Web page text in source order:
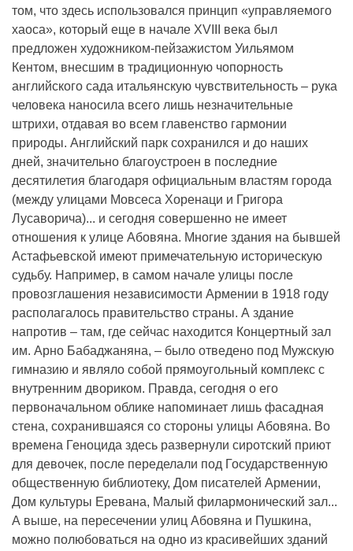
том, что здесь использовался принцип «управляемого
хаоса», который еще в начале XVIII века был
предложен художником-пейзажистом Уильямом
Кентом, внесшим в традиционную чопорность
английского сада итальянскую чувствительность – рука
человека наносила всего лишь незначительные
штрихи, отдавая во всем главенство гармонии
природы. Английский парк сохранился и до наших
дней, значительно благоустроен в последние
десятилетия благодаря официальным властям города
(между улицами Мовсеса Хоренаци и Григора
Лусаворича)... и сегодня совершенно не имеет
отношения к улице Абовяна. Многие здания на бывшей
Астафьевской имеют примечательную историческую
судьбу. Например, в самом начале улицы после
провозглашения независимости Армении в 1918 году
располагалось правительство страны. А здание
напротив – там, где сейчас находится Концертный зал
им. Арно Бабаджаняна, – было отведено под Мужскую
гимназию и являло собой прямоугольный комплекс с
внутренним двориком. Правда, сегодня о его
первоначальном облике напоминает лишь фасадная
стена, сохранившаяся со стороны улицы Абовяна. Во
времена Геноцида здесь развернули сиротский приют
для девочек, после переделали под Государственную
общественную библиотеку, Дом писателей Армении,
Дом культуры Еревана, Малый филармонический зал...
А выше, на пересечении улиц Абовяна и Пушкина,
можно полюбоваться на одно из красивейших зданий